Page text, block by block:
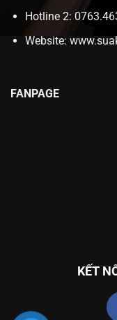
Hotline 2:
Website:
FANPAGE
KẾT